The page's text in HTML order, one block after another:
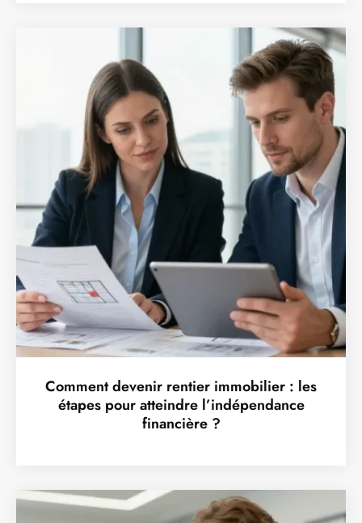
Comment devenir rentier immobilier : les
étapes pour atteindre l’indépendance
financière ?